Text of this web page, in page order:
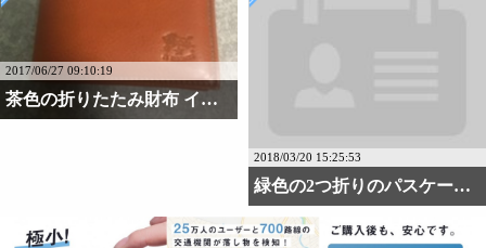
2017/06/27 09:10:19
茶色の折りたたみ財布 イ・・・
2018/03/20 15:25:53
緑色の2つ折りのパスケー・・・